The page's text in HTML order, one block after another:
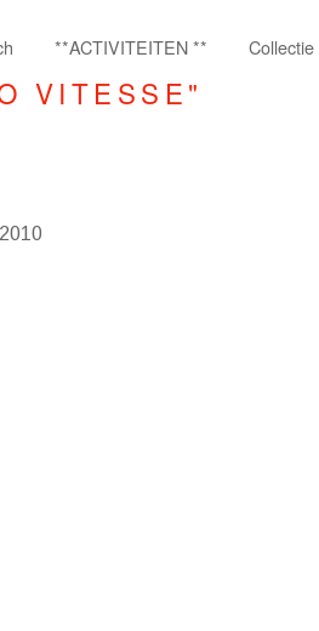
**ACTIVITEITEN ** Collectie
VITESSE"